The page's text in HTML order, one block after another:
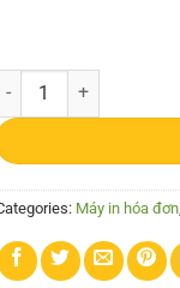
Máy in 2200EI quantity
Máy in hóa đơn